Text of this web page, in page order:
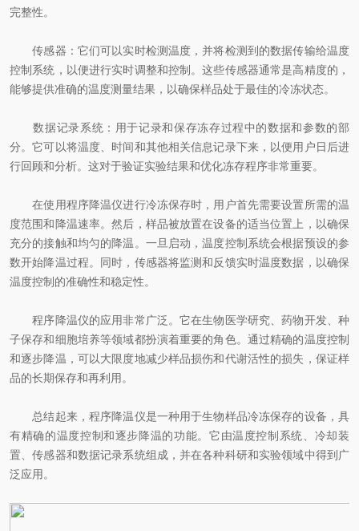
完整性。
传感器：它们可以实时检测温度，并将检测到的数据传输给温度
控制系统，以便进行实时调整和控制。这些传感器通常是高精度的，
能够提供准确的温度测量结果，以确保样品处于最佳的冷冻状态。
数据记录系统：用于记录和保存冻存过程中的数据和参数的部
分。它可以将温度、时间和其他相关信息记录下来，以便用户日后进
行回顾和分析。这对于验证实验结果和优化冻存程序非常重要。
在使用程序降温仪进行冷冻保存时，用户首先需要设置所需的温
度范围和降温速率。然后，样品被放置在设备的适当位置上，以确保
充分的接触和均匀的降温。一旦启动，温度控制系统会根据预设的参
数开始降温过程。同时，传感器将监测和反馈实时温度数据，以确保
温度控制的准确性和稳定性。
程序降温仪的应用非常广泛。它在生物医学研究、药物开发、种
子保存和细胞培养等领域都扮演着重要的角色。通过精确的温度控制
和逐步降温，可以大限度地减少样品损伤和代谢活性的损失，保证样
品的长期保存和再利用。
总结起来，程序降温仪是一种用于生物样品冷冻保存的设备，具
有精确的温度控制和逐步降温的功能。它由温度控制系统、冷却装
置、传感器和数据记录系统组成，并在各种科研和实验领域中得到广
泛应用。